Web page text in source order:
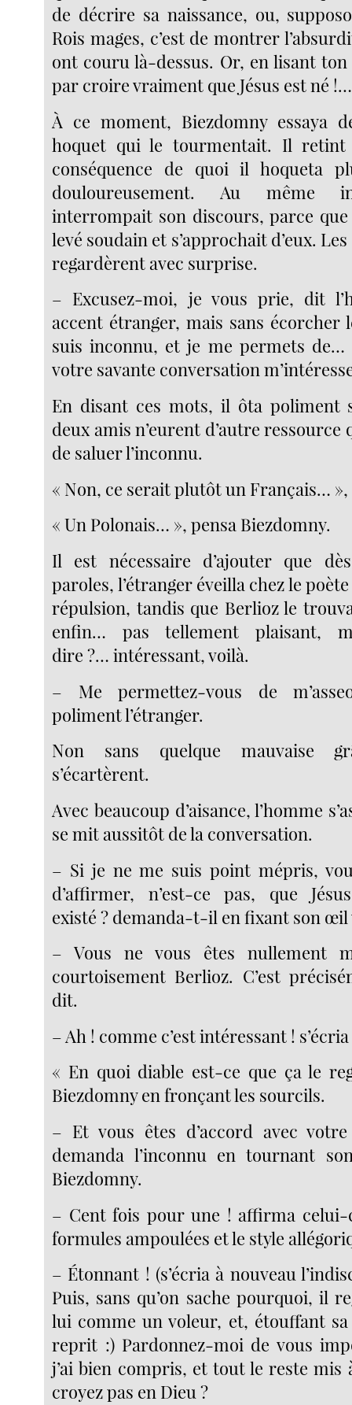
de décrire sa naissance, ou,
Rois mages, c’est de montrer
ont couru là-dessus. Or, en lisant
par croire vraiment que Jésus est né !…
À ce moment, Biezdomny essaya
hoquet qui le tourmentait. Il retint
conséquence de quoi il hoqueta
douloureusement. Au même
interrompait son discours, parce que
levé soudain et s’approchait d’eux.
regardèrent avec surprise.
– Excusez-moi, je vous prie, dit
accent étranger, mais sans écorcher
suis inconnu, et je me permets de…
votre savante conversation
En disant ces mots, il ôta poliment
deux amis n’eurent d’autre ressource
de saluer l’inconnu.
« Non, ce serait plutôt un Français…
« Un Polonais… », pensa Biezdomny.
Il est nécessaire d’ajouter que
paroles, l’étranger éveilla chez le
répulsion, tandis que Berlioz le
enfin… pas tellement plaisant,
dire ?… intéressant, voilà.
– Me permettez-vous de
poliment l’étranger.
Non sans quelque mauvaise
s’écartèrent.
Avec beaucoup d’aisance, l’homme
se mit aussitôt de la conversation.
– Si je ne me suis point mépris,
d’affirmer, n’est-ce pas, que
existé ? demanda-t-il en fixant son
– Vous ne vous êtes nullement
courtoisement Berlioz. C’est
dit.
– Ah ! comme c’est intéressant !
« En quoi diable est-ce que ça le
Biezdomny en fronçant les sourcils.
– Et vous êtes d’accord avec
demanda l’inconnu en tournant
Biezdomny.
– Cent fois pour une ! affirma
formules ampoulées et le style
– Étonnant ! (s’écria à nouveau
Puis, sans qu’on sache pourquoi, il
lui comme un voleur, et, étouffant
reprit :) Pardonnez-moi de vous
j’ai bien compris, et tout le reste
croyez pas en Dieu ?